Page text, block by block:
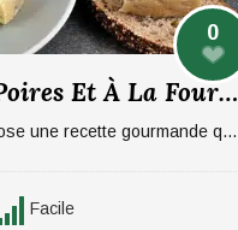
0
Toasts Aux Poires Et À La Fourme D’Ambert
Ambioz vous propose une recette gourmande qui ravira vos papilles, notamment celles des amateurs de fromage. Une entrée sucré/salée à base de poires et de Fourme d'Ambert. Idéal pour 6 personnes.
Facile